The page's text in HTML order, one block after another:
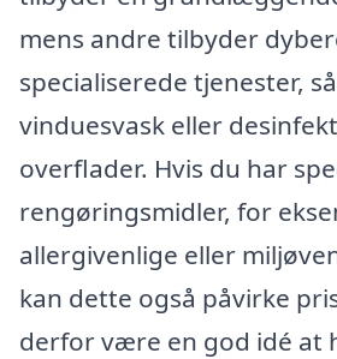
mens andre tilbyder
specialiserede tjenester,
vinduesvask eller
overflader. Hvis du har
rengøringsmidler, for
allergivenlige eller
kan dette også påvirke
derfor være en god idé at